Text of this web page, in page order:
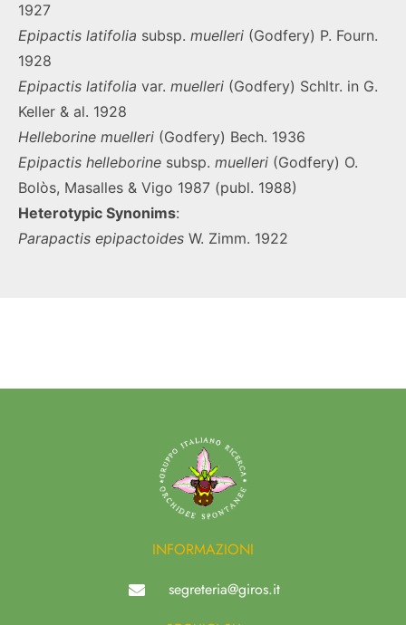
1927
Epipactis latifolia subsp. muelleri (Godfery) P. Fourn.
1928
Epipactis latifolia var. muelleri (Godfery) Schltr. in G.
Keller & al. 1928
Helleborine muelleri (Godfery) Bech. 1936
Epipactis helleborine subsp. muelleri (Godfery) O.
Bolòs, Masalles & Vigo 1987 (publ. 1988)
Heterotypic Synonims:
Parapactis epipactoides W. Zimm. 1922
INFORMAZIONI
segreteria@giros.it